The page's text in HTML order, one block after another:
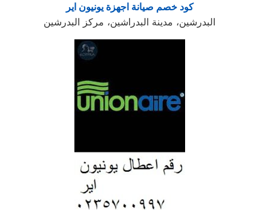
كود خصم صيانة اجهزة يونيون اير
البدرشين، مدينة البدراشين، مركز البدرشين